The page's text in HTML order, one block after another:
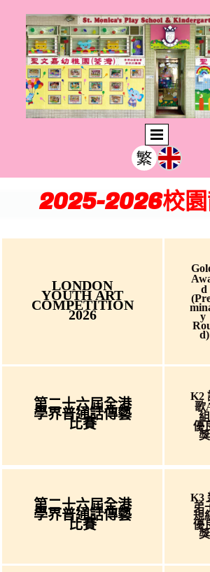
2025-2026校園
LONDON
YOUTH ART
COMPETITION
2026
D
Y
D)
第二十六屆全港
學界普通話傳藝
比賽
K2
歌
組
優
獎
第二十六屆全港
學界普通話傳藝
比賽
K3
弟
規
優
獎